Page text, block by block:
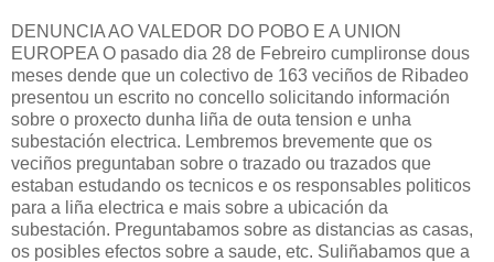
DENUNCIA AO VALEDOR DO POBO E A UNION
EUROPEA O pasado dia 28 de Febreiro cumplironse dous
meses dende que un colectivo de 163 veciños de Ribadeo
presentou un escrito no concello solicitando información
sobre o proxecto dunha liña de outa tension e unha
subestación electrica. Lembremos brevemente que os
veciños preguntaban sobre o trazado ou trazados que
estaban estudando os tecnicos e os responsables politicos
para a liña electrica e mais sobre a ubicación da
subestación. Preguntabamos sobre as distancias as casas,
os posibles efectos sobre a saude, etc. Suliñabamos que a